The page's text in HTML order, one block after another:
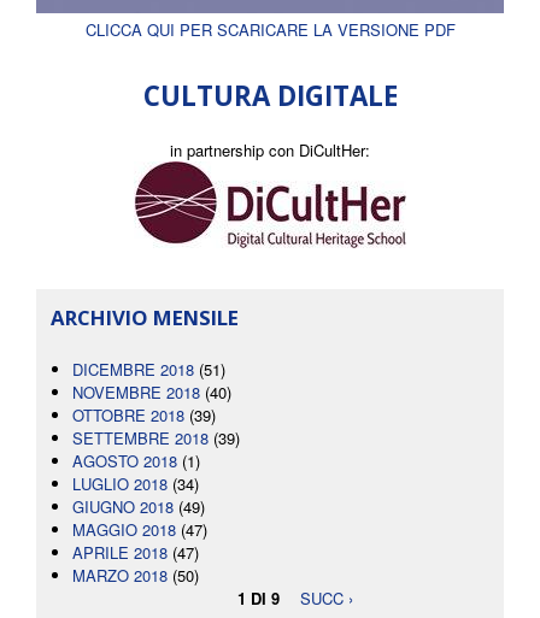
CLICCA QUI PER SCARICARE LA VERSIONE PDF
CULTURA DIGITALE
in partnership con DiCultHer:
ARCHIVIO MENSILE
DICEMBRE 2018 (51)
NOVEMBRE 2018 (40)
OTTOBRE 2018 (39)
SETTEMBRE 2018 (39)
AGOSTO 2018 (1)
LUGLIO 2018 (34)
GIUGNO 2018 (49)
MAGGIO 2018 (47)
APRILE 2018 (47)
MARZO 2018 (50)
1 DI 9
SUCC ›